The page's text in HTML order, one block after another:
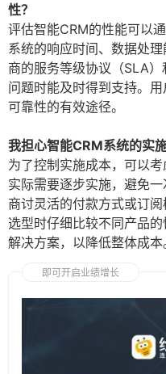
性？
评估智能CRM的性能可以
系统的响应时间、数据处
商的服务等级协议（SLA
问题时能及时得到支持。
可靠性的有效途径。
我担心智能CRM系统的实
为了控制实施成本，可以
实际需要逐步实施，避免
商讨灵活的付款方式或订
选型时仔细比较不同产品
解决方案，以降低整体成本
即可开启业绩增长